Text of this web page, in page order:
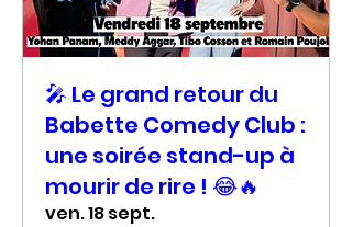
🎤 Le grand retour du
Babette Comedy Club :
une soirée stand-up à
mourir de rire ! 😂🔥
ven. 18 sept.